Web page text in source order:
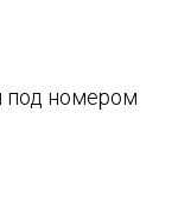
под номером